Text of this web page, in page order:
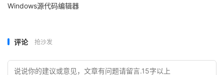
Windows源代码编辑器
评论 抢沙发